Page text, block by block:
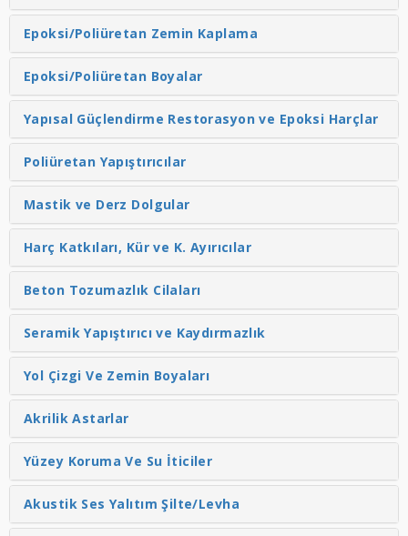
Epoksi/Poliüretan Zemin Kaplama
Epoksi/Poliüretan Boyalar
Yapısal Güçlendirme Restorasyon ve Epoksi Harçlar
Poliüretan Yapıştırıcılar
Mastik ve Derz Dolgular
Harç Katkıları, Kür ve K. Ayırıcılar
Beton Tozumazlık Cilaları
Seramik Yapıştırıcı ve Kaydırmazlık
Yol Çizgi Ve Zemin Boyaları
Akrilik Astarlar
Yüzey Koruma Ve Su İticiler
Akustik Ses Yalıtım Şilte/Levha